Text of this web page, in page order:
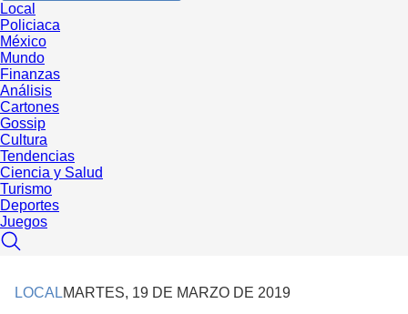
Local
Policiaca
México
Mundo
Finanzas
Análisis
Cartones
Gossip
Cultura
Tendencias
Ciencia y Salud
Turismo
Deportes
Juegos
LOCALMARTES, 19 DE MARZO DE 2019